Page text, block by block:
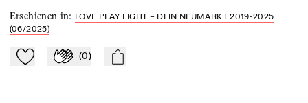
Erschienen in: LOVE PLAY FIGHT – DEIN NEUMARKT 2019-2025
(06/2025)
Zu Mein-TdZ hinzufügen
Applaudieren
(0) mail